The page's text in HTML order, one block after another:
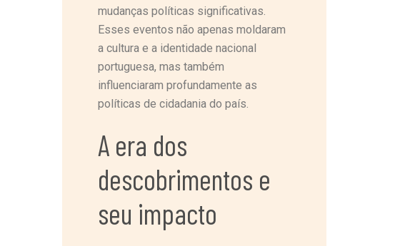
mudanças políticas significativas.
Esses eventos não apenas moldaram
a cultura e a identidade nacional
portuguesa, mas também
influenciaram profundamente as
políticas de cidadania do país.
A era dos
descobrimentos e
seu impacto